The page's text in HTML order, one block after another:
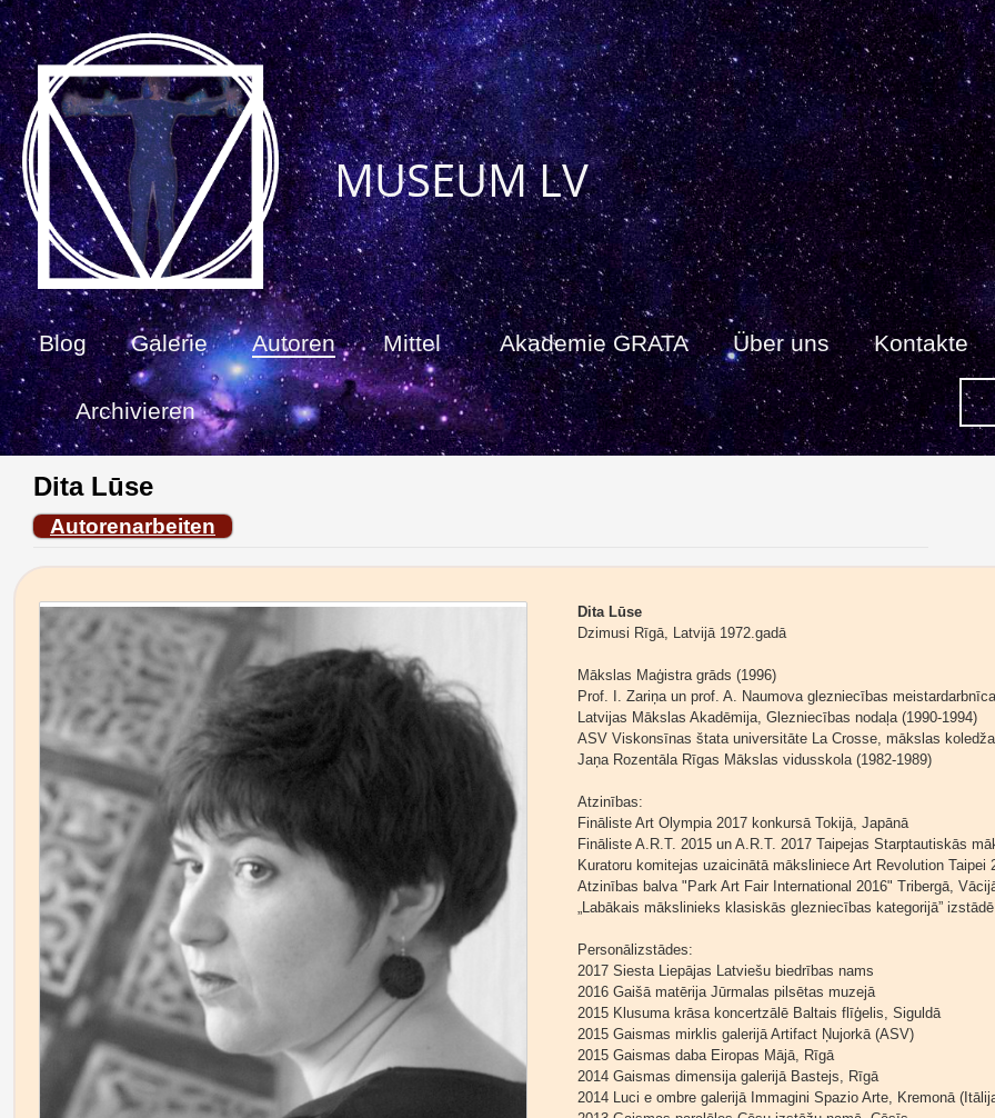
Blog Galerie Autoren Mittel Akademie GRATA Über uns Kontakte
Archivieren
MUSEUM LV
Dita Lūse
Autorenarbeiten
Dita Lūse
Dzimusi Rīgā, Latvijā 1972.gadā
Mākslas Maģistra grāds (1996)
Prof. I. Zariņa un prof. A. Naumova glezniecības
Latvijas Mākslas Akadēmija, Glezniecības nodaļa (1990-1994)
ASV Viskonsīnas štata universitāte La Crosse, mākslas
Jaņa Rozentāla Rīgas Mākslas vidusskola (1982-1989)
Atzinības:
Fināliste Art Olympia 2017 konkursā Tokijā, Japānā
Fināliste A.R.T. 2015 un A.R.T. 2017 Taipejas Starptautiskās
Kuratoru komitejas uzaicinātā māksliniece Art Revolution Taipei
Atzinības balva "Park Art Fair International 2016" Tribergā,
„Labākais mākslinieks klasiskās glezniecības kategorijā”
Personālizstādes:
2017 Siesta Liepājas Latviešu biedrības nams
2016 Gaišā matērija Jūrmalas pilsētas muzejā
2015 Klusuma krāsa koncertzālē Baltais flīģelis, Siguldā
2015 Gaismas mirklis galerijā Artifact Ņujorkā (ASV)
2015 Gaismas daba Eiropas Mājā, Rīgā
2014 Gaismas dimensija galerijā Bastejs, Rīgā
2014 Luci e ombre galerijā Immagini Spazio Arte, Kremonā